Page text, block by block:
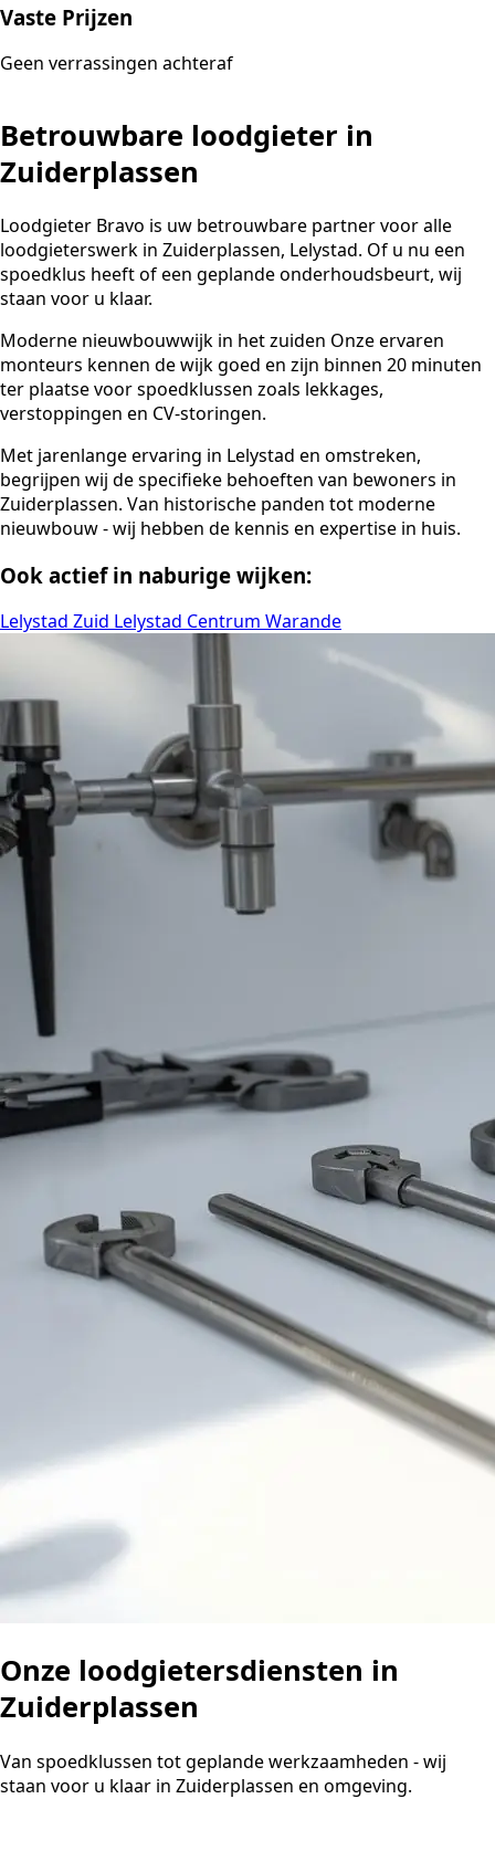
Vaste Prijzen
Geen verrassingen achteraf
Betrouwbare loodgieter in
Zuiderplassen
Loodgieter Bravo is uw betrouwbare partner voor alle
loodgieterswerk in Zuiderplassen, Lelystad. Of u nu een
spoedklus heeft of een geplande onderhoudsbeurt, wij
staan voor u klaar.
Moderne nieuwbouwwijk in het zuiden Onze ervaren
monteurs kennen de wijk goed en zijn binnen 20 minuten
ter plaatse voor spoedklussen zoals lekkages,
verstoppingen en CV-storingen.
Met jarenlange ervaring in Lelystad en omstreken,
begrijpen wij de specifieke behoeften van bewoners in
Zuiderplassen. Van historische panden tot moderne
nieuwbouw - wij hebben de kennis en expertise in huis.
Ook actief in naburige wijken:
Lelystad Zuid Lelystad Centrum Warande
Onze loodgietersdiensten in
Zuiderplassen
Van spoedklussen tot geplande werkzaamheden - wij
staan voor u klaar in Zuiderplassen en omgeving.